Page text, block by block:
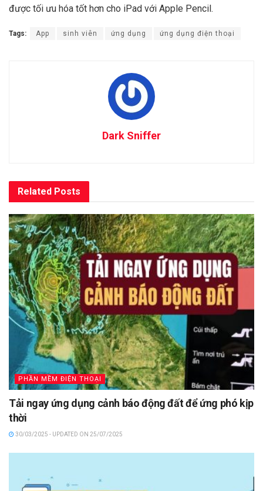
được tối ưu hóa tốt hơn cho iPad với Apple Pencil.
Tags: App sinh viên ứng dụng ứng dụng điện thoại
Dark Sniffer
Related Posts
PHẦN MỀM ĐIỆN THOẠI
Tải ngay ứng dụng cảnh báo động đất để ứng phó kịp
thời
30/03/2025 - UPDATED ON 25/07/2025